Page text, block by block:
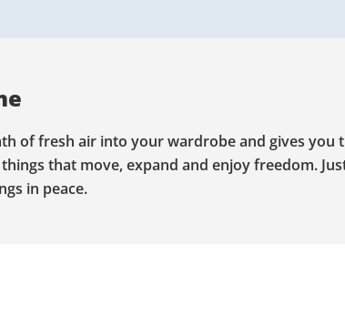
of fresh air into your wardrobe and gives you
that move, expand and enjoy freedom.
in peace.